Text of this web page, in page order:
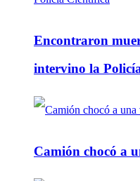
Encontraron
intervino la
Camión chocó a